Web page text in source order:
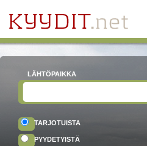
LÄHTÖPAIKKA
TARJOTUISTA
PYYDETYISTÄ